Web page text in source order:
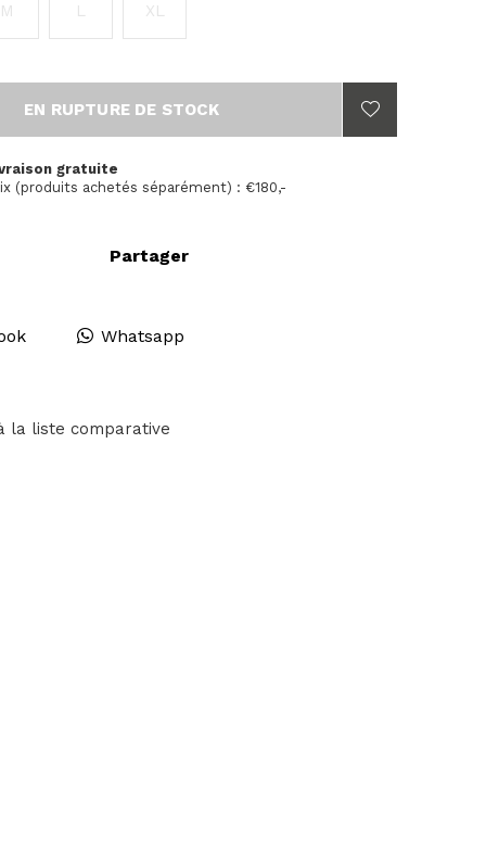
M L XL
EN RUPTURE DE STOCK
gratuite
(produits achetés séparément) : €180,-
Partager
Whatsapp
la liste comparative